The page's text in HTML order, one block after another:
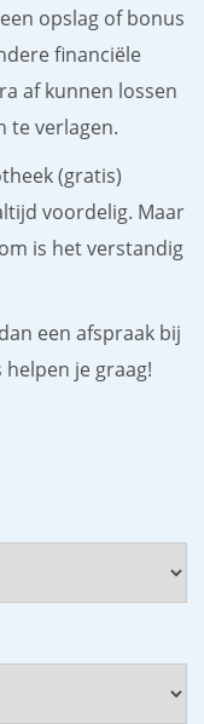
opslag of bonus
financiële
af kunnen lossen
te verlagen.
(gratis)
voordelig. Maar
is het verstandig
een afspraak bij
helpen je graag!